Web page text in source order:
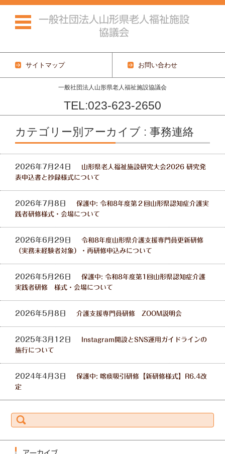
一般社団法人山形県老人福祉施設
協議会
サイトマップ お問い合わせ
一般社団法人山形県老人福祉施設協議会
TEL:023-623-2650
コンテンツに移動
カテゴリー別アーカイブ : 事務連絡
2026年7月24日
山形県老人福祉施設研究大会2026 研究発
表申込書と抄録様式について
2026年7月8日 保護中: 令和8年度第２回山形県認知症介護実
践者研修様式・会場について
2026年6月29日 令和8年度山形県介護支援専門員更新研修
（実務未経験者対象）・再研修申込みについて
2026年5月26日 保護中: 令和8年度第1回山形県認知症介護
実践者研修 様式・会場について
2026年5月8日 介護支援専門員研修 ZOOM説明会
2025年3月12日
Instagram開設とSNS運用ガイドラインの
施行について
2024年4月3日 保護中: 喀痰吸引研修【新研修様式】R6.4改
定
索: